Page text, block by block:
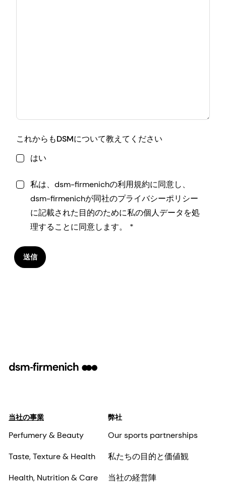
これからもDSMについて教えてください
はい
私は、dsm-firmenichの利用規約に同意し、
dsm-firmenichが同社のプライバシーポリシー
に記載された目的のために私の個人データを処
理することに同意します。
送信
当社の事業
Perfumery & Beauty
Taste, Texture & Health
Health, Nutrition & Care
弊社
Our sports partnerships
私たちの目的と価値観
当社の経営陣